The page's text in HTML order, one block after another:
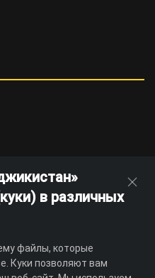
в различных
файлы, которые
Куки позволяют вам